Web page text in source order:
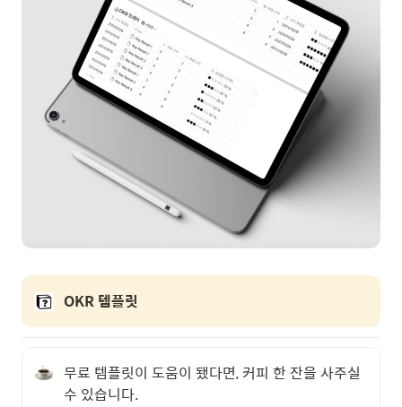
OKR 템플릿
무료 템플릿이 도움이 됐다면, 커피 한 잔을 사주실
수 있습니다.